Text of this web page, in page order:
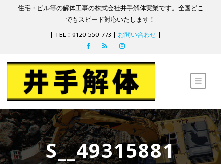
住宅・ビル等の解体工事の株式会社井手解体実業です。全国どこ
でもスピード対応いたします！
| TEL：0120-550-773 | お問い合わせ |
S__49315881